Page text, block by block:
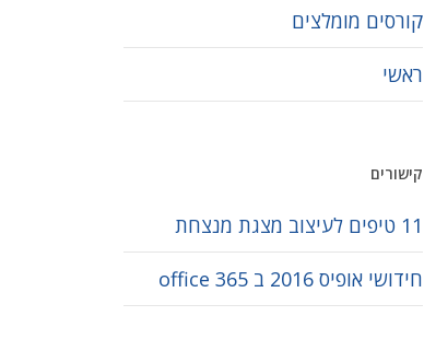
קורסים מומלצים
ראשי
קישורים
11 טיפים לעיצוב מצגת מנצחת
חידושי אופיס 2016 ב office 365